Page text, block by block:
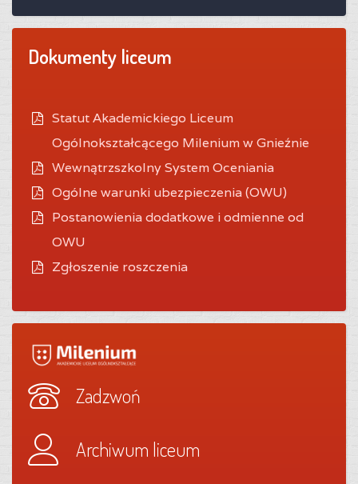
Dokumenty liceum
Statut Akademickiego Liceum
Ogólnokształcącego Milenium w Gnieźnie
Wewnątrzszkolny System Oceniania
Ogólne warunki ubezpieczenia (OWU)
Postanowienia dodatkowe i odmienne od
OWU
Zgłoszenie roszczenia
Zadzwoń
Archiwum liceum